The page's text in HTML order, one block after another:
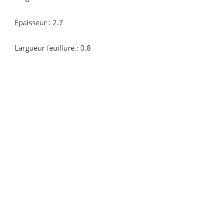
Épaisseur : 2.7
Largueur feuillure : 0.8